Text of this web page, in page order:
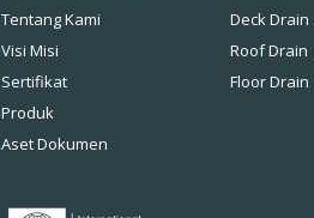
Tentang Kami
Visi Misi
Sertifikat
Produk
Aset Dokumen
Deck Drain
Roof Drain
Floor Drain